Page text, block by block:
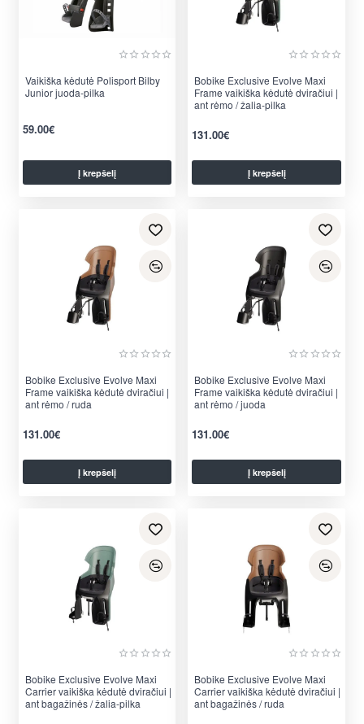
Vaikiška kėdutė Polisport Bilby
Junior juoda-pilka
59.00€
Į krepšelį
Bobike Exclusive Evolve Maxi
Frame vaikiška kėdutė dviračiui |
ant rėmo / žalia-pilka
131.00€
Į krepšelį
Bobike Exclusive Evolve Maxi
Frame vaikiška kėdutė dviračiui |
ant rėmo / ruda
131.00€
Į krepšelį
Bobike Exclusive Evolve Maxi
Frame vaikiška kėdutė dviračiui |
ant rėmo / juoda
131.00€
Į krepšelį
Bobike Exclusive Evolve Maxi
Carrier vaikiška kėdutė dviračiui |
ant bagažinės / žalia-pilka
Bobike Exclusive Evolve Maxi
Carrier vaikiška kėdutė dviračiui |
ant bagažinės / ruda